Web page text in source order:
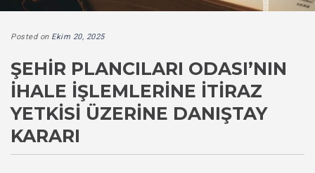
Posted on Ekim 20, 2025
ŞEHIR PLANCILARI ODASI’NIN
İHALE İŞLEMLERINE İTIRAZ
YETKISI ÜZERINE DANIŞTAY
KARARI